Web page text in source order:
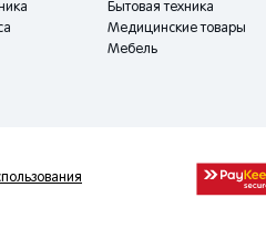
Бытовая техника
Медицинские товары
Мебель